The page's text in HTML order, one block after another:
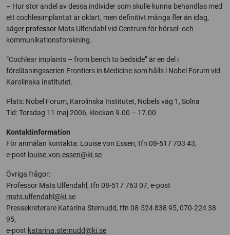
– Hur stor andel av dessa individer som skulle kunna behandlas med
ett cochleaimplantat är oklart, men definitivt många fler än idag,
säger professor Mats Ulfendahl vid Centrum för hörsel- och
kommunikationsforskning.
”Cochlear implants – from bench to bedside” är en del i
föreläsningsserien Frontiers in Medicine som hålls i Nobel Forum vid
Karolinska Institutet.
Plats: Nobel Forum, Karolinska Institutet, Nobels väg 1, Solna
Tid: Torsdag 11 maj 2006, klockan 9.00 – 17.00
Kontaktinformation
För anmälan kontakta: Louise von Essen, tfn 08-517 703 43,
e-post louise.von.essen@ki.se
Övriga frågor:
Professor Mats Ulfendahl, tfn 08-517 763 07, e-post
mats.ulfendahl@ki.se
Pressekreterare Katarina Sternudd, tfn 08-524 838 95, 070-224 38
95,
e-post katarina.sternudd@ki.se